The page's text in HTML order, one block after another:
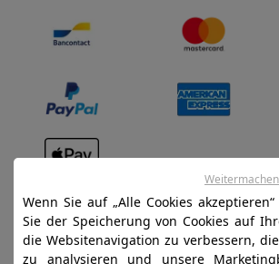
Verkaufsbedingungen
Datenschutz
Disclaimer
Wenn Sie auf „Alle Cookies
Sie der Speicherung von Cookies auf
die Websitenavigation zu verbessern,
zu analysieren und unsere